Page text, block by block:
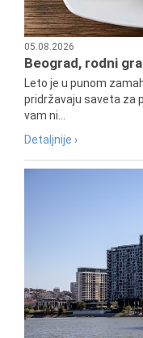
05.08.2026
Beograd, rodni
Leto je u punom
pridržavaju saveta za
vam ni...
Detaljnije ›